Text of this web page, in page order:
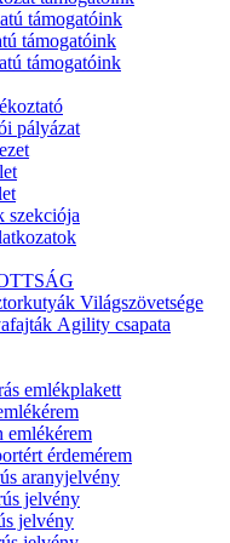
támogatóink
támogatóink
támogatóink
pályázat
szekciója
Világszövetsége
Agility csapata
emlékplakett
emlékérem
érdemérem
aranyjelvény
jelvény
jelvény